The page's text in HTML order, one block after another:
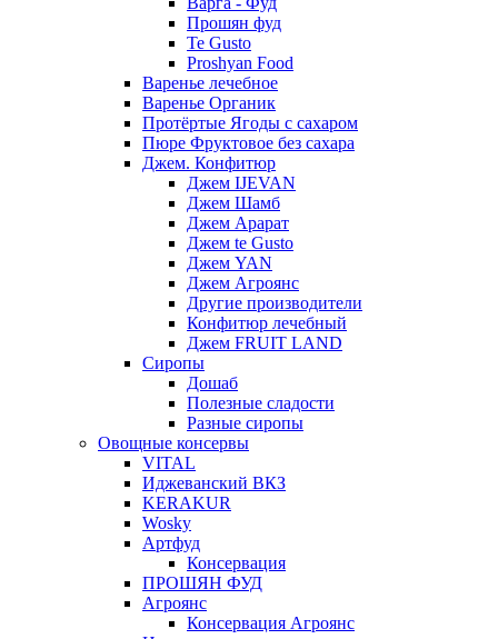
Прошян фуд
Te Gusto
Proshyan Food
Варенье лечебное
Варенье Органик
Протёртые Ягоды с сахаром
Пюре Фруктовое без сахара
Джем. Конфитюр
Джем IJEVAN
Джем Шамб
Джем Арарат
Джем te Gusto
Джем YAN
Джем Агроянс
Другие производители
Конфитюр лечебный
Джем FRUIT LAND
Сиропы
Дошаб
Полезные сладости
Разные сиропы
Овощные консервы
VITAL
Иджеванский ВКЗ
KERAKUR
Wosky
Артфуд
Консервация
ПРОШЯН ФУД
Агроянс
Консервация Агроянс